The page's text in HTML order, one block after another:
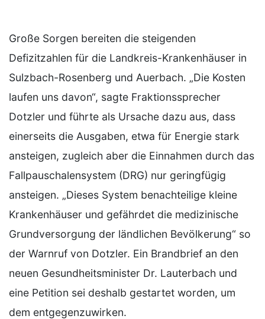
Große Sorgen bereiten die steigenden
Defizitzahlen für die Landkreis-Krankenhäuser in
Sulzbach-Rosenberg und Auerbach. „Die Kosten
laufen uns davon“, sagte Fraktionssprecher
Dotzler und führte als Ursache dazu aus, dass
einerseits die Ausgaben, etwa für Energie stark
ansteigen, zugleich aber die Einnahmen durch das
Fallpauschalensystem (DRG) nur geringfügig
ansteigen. „Dieses System benachteilige kleine
Krankenhäuser und gefährdet die medizinische
Grundversorgung der ländlichen Bevölkerung“ so
der Warnruf von Dotzler. Ein Brandbrief an den
neuen Gesundheitsminister Dr. Lauterbach und
eine Petition sei deshalb gestartet worden, um
dem entgegenzuwirken.